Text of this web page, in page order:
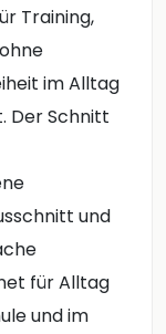
Training,
im Alltag
Der Schnitt
und
für Alltag
und im